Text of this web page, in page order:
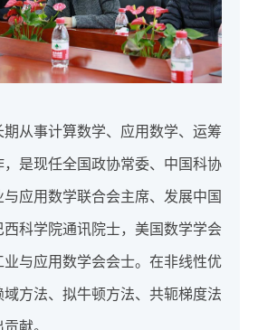
期从事计算数学、应用数学、运筹
，是现任全国政协常委、中国科协
应用数学联合会主席、发展中国
西科学院通讯院士，美国数学学会
与应用数学会会士。在非线性优
方法、拟牛顿方法、共轭梯度法